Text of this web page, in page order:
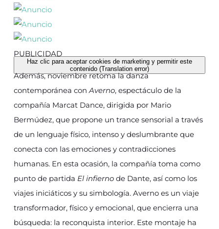
Haz clic para aceptar cookies de marketing y permitir este
contenido (Translation error)
PUBLICIDAD
Además, noviembre retoma la danza
contemporánea conAverno, espectáculo de la
compañía Marcat Dance, dirigida por Mario
Bermúdez, que propone un trance sensorial a través
de un lenguaje físico, intenso y deslumbrante que
conecta con las emociones y contradicciones
humanas. En esta ocasión, la compañía toma como
punto de partida El infierno de Dante, así como los
viajes iniciáticos y su simbología. Averno es un viaje
transformador, físico y emocional, que encierra una
búsqueda: la reconquista interior. Este montaje ha